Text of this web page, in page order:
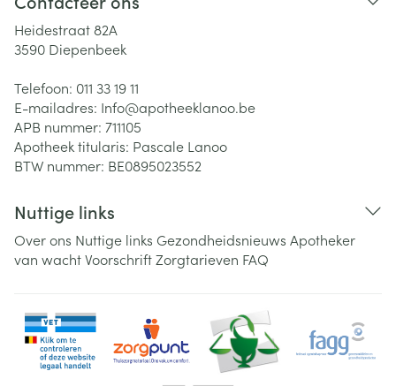
Heidestraat 82A
3590 Diepenbeek
Telefoon: 011 33 19 11
E-mailadres: Info@apotheeklanoo.be
APB nummer: 711105
Apotheek titularis: Pascale Lanoo
BTW nummer: BE0895023552
Nuttige links
Over ons Nuttige links Gezondheidsnieuws Apotheker
van wachtVoorschriftZorgtarieven FAQ